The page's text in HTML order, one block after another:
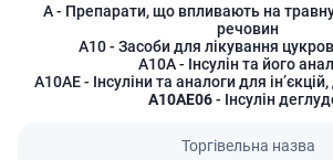
A- Препарати, що впливають на травну
речовин
A10- Засоби для лікування
A10A- Інсулін та його
A10AE- Інсуліни та аналоги для
A10AE06- Інсулін
Торгівельна назва